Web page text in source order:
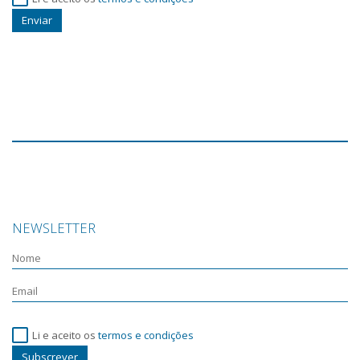
Enviar
NEWSLETTER
Li e aceito os termos e condições
Subscrever